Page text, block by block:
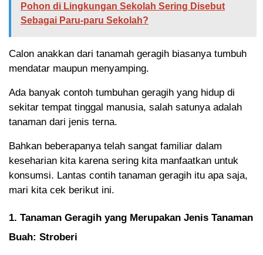
Pohon di Lingkungan Sekolah Sering Disebut
Sebagai Paru-paru Sekolah?
Calon anakkan dari tanamah geragih biasanya tumbuh
mendatar maupun menyamping.
Ada banyak contoh tumbuhan geragih yang hidup di
sekitar tempat tinggal manusia, salah satunya adalah
tanaman dari jenis terna.
Bahkan beberapanya telah sangat familiar dalam
keseharian kita karena sering kita manfaatkan untuk
konsumsi. Lantas contih tanaman geragih itu apa saja,
mari kita cek berikut ini.
1. Tanaman Geragih yang Merupakan Jenis Tanaman
Buah: Stroberi